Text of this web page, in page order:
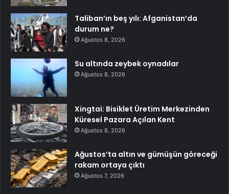
Taliban’ın beş yılı: Afganistan’da
durum ne?
Ağustos 8, 2026
Su altında zeybek oynadılar
Ağustos 8, 2026
Xingtai: Bisiklet Üretim Merkezinden
Küresel Pazara Açılan Kent
Ağustos 8, 2026
Ağustos’ta altın ve gümüşün göreceği
rakam ortaya çıktı
Ağustos 7, 2026